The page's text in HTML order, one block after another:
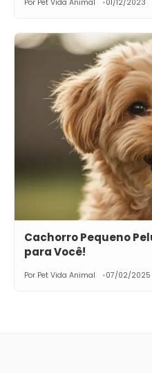
Por Pet Vida Animal 01/12/2023
Cachorro Pequeno
para Você!
Por Pet Vida Animal 07/02/2025